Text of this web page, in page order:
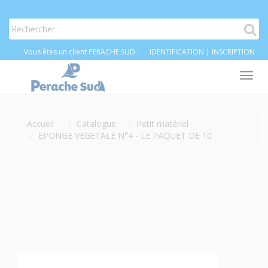
Vous êtes un client PERACHE SUD : IDENTIFICATION | INSCRIPTION
Accueil Catalogue
Petit matériel
EPONGE VEGETALE N°4 - LE PAQUET DE 10